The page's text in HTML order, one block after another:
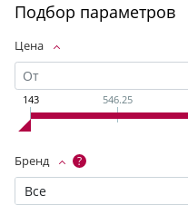
Подбор параметров
Цена
143 546.25
Бренд ?
Все